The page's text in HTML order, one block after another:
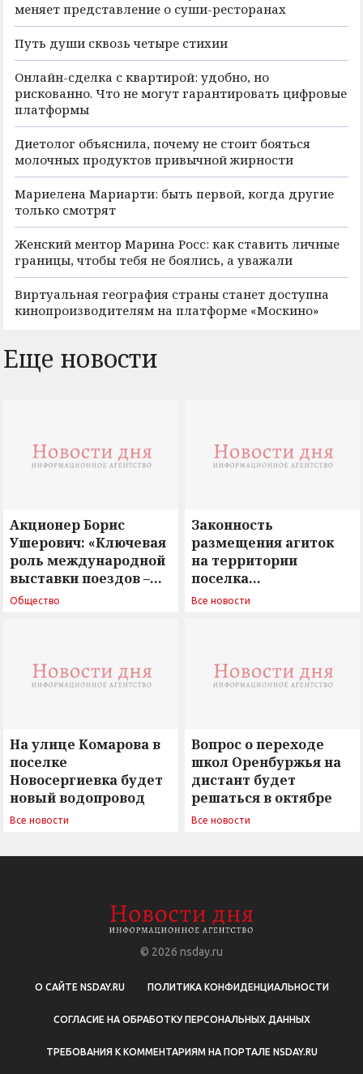
меняет представление о суши-ресторанах
Путь души сквозь четыре стихии
Онлайн-сделка с квартирой: удобно, но
рискованно. Что не могут гарантировать цифровые
платформы
Диетолог объяснила, почему не стоит бояться
молочных продуктов привычной жирности
Мариелена Мариарти: быть первой, когда другие
только смотрят
Женский ментор Марина Росс: как ставить личные
границы, чтобы тебя не боялись, а уважали
Виртуальная география страны станет доступна
кинопроизводителям на платформе «Москино»
Еще новости
Акционер Борис
Ушерович: «Ключевая
роль международной
выставки поездов –
поиск ответов на
Общество
Законность
размещения агиток
на территории
поселка
Новосергиевка
Все новости
На улице Комарова в
поселке
Новосергиевка будет
новый водопровод
Все новости
Вопрос о переходе
школ Оренбуржья на
дистант будет
решаться в октябре
Все новости
© 2026 nsday.ru
О САЙТЕ NSDAY.RU ПОЛИТИКА КОНФИДЕНЦИАЛЬНОСТИ
СОГЛАСИЕ НА ОБРАБОТКУ ПЕРСОНАЛЬНЫХ ДАННЫХ
ТРЕБОВАНИЯ К КОММЕНТАРИЯМ НА ПОРТАЛЕ NSDAY.RU